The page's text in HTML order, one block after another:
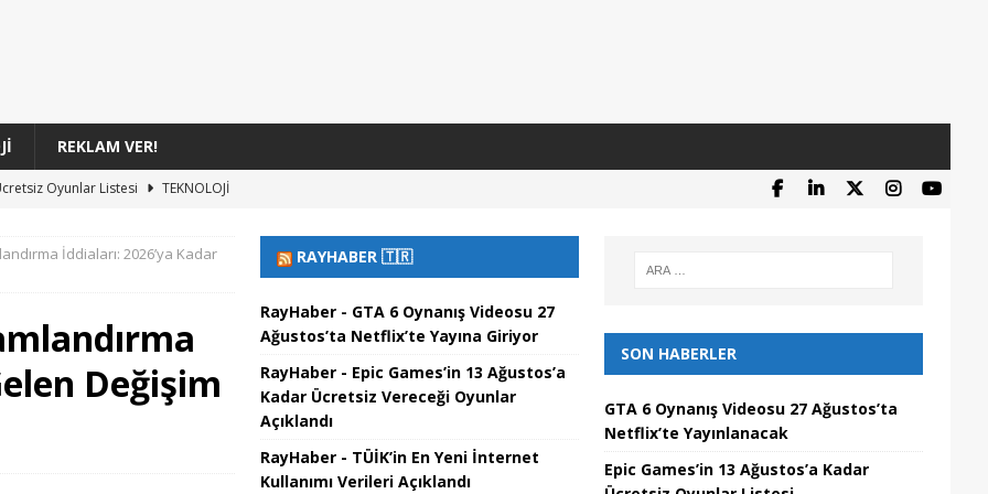
REKLAM VER!
Oyunlar Listesi
TEKNOLOJI
Üretiminde Telif Hakkı Kararları
TEKNOLOJI
Netflix’te Yayınlanacak TEKNOLOJI
İddiaları: 2026’ya Kadar
Değişim
RAYHABER 🇹🇷
RayHaber - GTA 6 Oynanış Videosu 27
Ağustos’ta Netflix’te Yayına Giriyor
RayHaber - Epic Games’in 13 Ağustos’a
Kadar Ücretsiz Vereceği Oyunlar
Açıklandı
RayHaber - TÜİK’in En Yeni İnternet
Kullanımı Verileri Açıklandı
SON HABERLER
GTA 6 Oynanış Videosu 27 Ağustos’ta
Netflix’te Yayınlanacak
Epic Games’in 13 Ağustos’a Kadar